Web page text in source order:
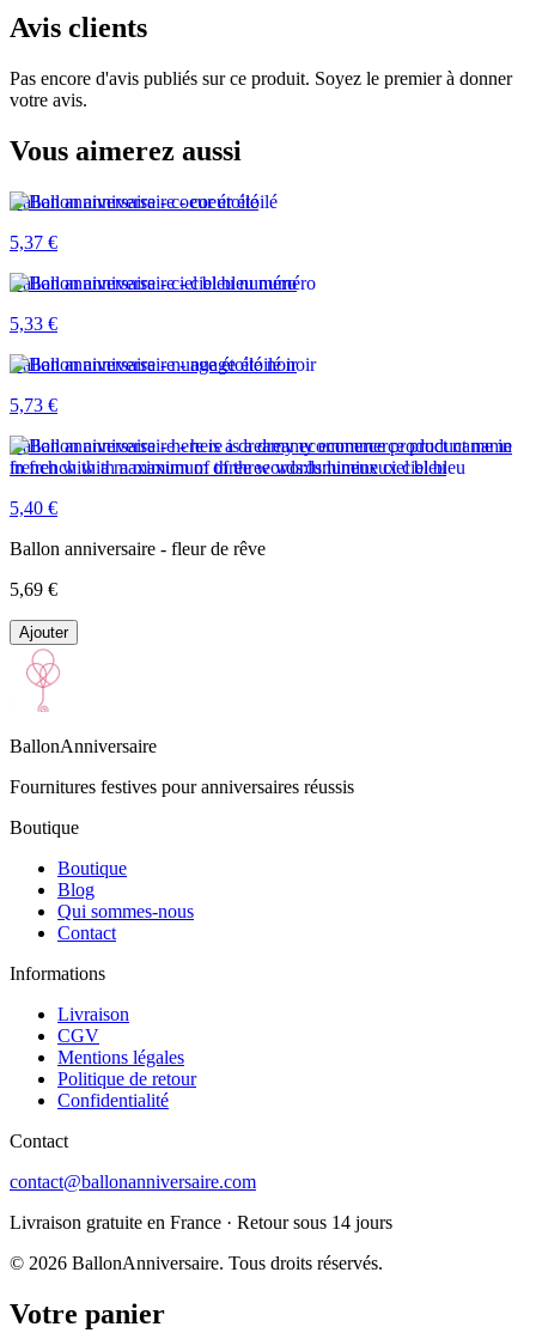
Avis clients
Pas encore d'avis publiés sur ce produit. Soyez le premier à donner
votre avis.
Vous aimerez aussi
Ballon anniversaire - coeur étoilé
5,37 €
Ballon anniversaire - ciel bleu numéro
5,33 €
Ballon anniversaire - nuage étoilé noir
5,73 €
Ballon anniversaire - here is a dreamy ecommerce product name in
french with a maximum of three words:lumineux ciel bleu
5,40 €
Ballon anniversaire - fleur de rêve
5,69 €
Ajouter
BallonAnniversaire
Fournitures festives pour anniversaires réussis
Boutique
Boutique
Blog
Qui sommes-nous
Contact
Informations
Livraison
CGV
Mentions légales
Politique de retour
Confidentialité
Contact
contact@ballonanniversaire.com
Livraison gratuite en France · Retour sous 14 jours
© 2026 BallonAnniversaire. Tous droits réservés.
Votre panier